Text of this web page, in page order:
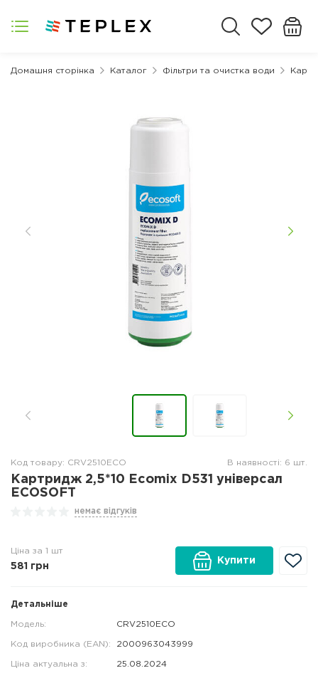
Домашня сторінка Каталог Фільтри та очистка води
Код товару: CRV2510ECO В наявності: 6 шт.
Картридж 2,5*10 Ecomix D531 універсал
ECOSOFT
немає відгуків
Ціна за 1 шт
581 грн
Купити
Детальніше
Модель: CRV2510ECO
Код виробника (EAN): 2000963043999
Ціна актуальна з: 25.08.2024